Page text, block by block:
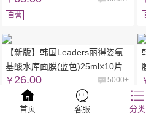
自营
【新版】韩国Leaders丽得姿氨
基酸水库面膜(蓝色)25ml×10片
￥ 26.00
5000+
自营
首页 客服 分类